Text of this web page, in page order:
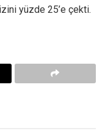
yüzde 25’e çekti.